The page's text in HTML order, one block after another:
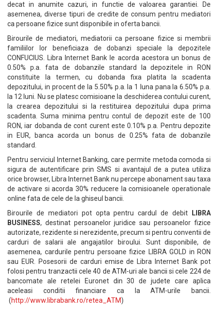
decat in anumite cazuri, in functie de valoarea garantiei. De
asemenea, diverse tipuri de credite de consum pentru mediatori
ca persoane fizice sunt disponibile in oferta bancii.
Birourile de mediatori, mediatorii ca persoane fizice si membrii
familiilor lor beneficiaza de dobanzi speciale la depozitele
CONFUCIUS. Libra Internet Bank le acorda acestora un bonus de
0.50% p.a. fata de dobanzile standard la depozitele in RON
constituite la termen, cu dobanda fixa platita la scadenta
depozitului, in procent de la 5.50% p.a. la 1 luna pana la 6.50% p.a.
la 12 luni. Nu se platesc comisioane la deschiderea contului curent,
la crearea depozitului si la restituirea depozitului dupa prima
scadenta. Suma minima pentru contul de depozit este de 100
RON, iar dobanda de cont curent este 0.10% p.a. Pentru depozite
in EUR, banca acorda un bonus de 0.25% fata de dobanzile
standard.
Pentru serviciul Internet Banking, care permite metoda comoda si
sigura de autentificare prin SMS si avantajul de a putea utiliza
orice browser, Libra Internet Bank nu percepe abonament sau taxa
de activare si acorda 30% reducere la comisioanele operationale
online fata de cele de la ghiseul bancii.
Birourile de mediatori pot opta pentru cardul de debit
LIBRA
BUSINESS, destinat persoanelor juridice sau persoanelor fizice
autorizate, rezidente si nerezidente, precum si pentru conventii de
carduri de salarii ale angajatilor biroului. Sunt disponibile, de
asemenea, cardurile pentru persoane fizice LIBRA GOLD in RON
sau EUR. Posesorii de carduri emise de Libra Internet Bank pot
folosi pentru tranzactii cele 40 de ATM-uri ale bancii si cele 224 de
bancomate ale retelei Euronet din 30 de judete care aplica
aceleasi conditii financiare ca la ATM-urile bancii.
(http://www.librabank.ro/retea_ATM)